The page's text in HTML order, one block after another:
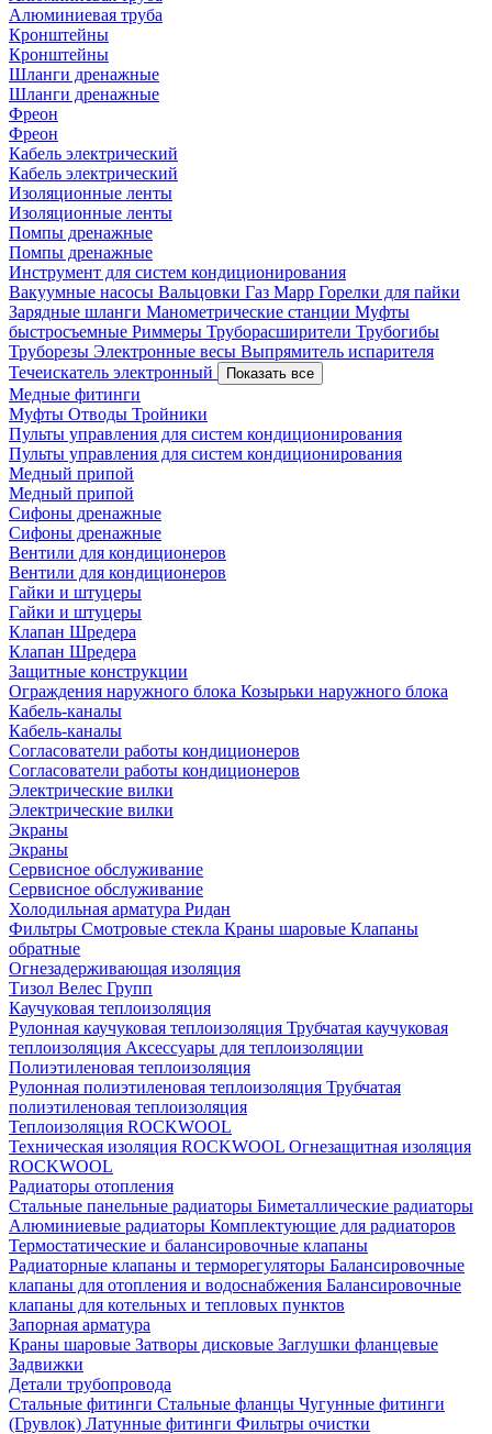
Алюминиевая труба
Кронштейны
Кронштейны
Шланги дренажные
Шланги дренажные
Фреон
Фреон
Кабель электрический
Кабель электрический
Изоляционные ленты
Изоляционные ленты
Помпы дренажные
Помпы дренажные
Инструмент для систем кондиционирования
Вакуумные насосы Вальцовки Газ Mapp Горелки для пайки
Зарядные шланги Манометрические станции Муфты
быстросъемные Риммеры Труборасширители Трубогибы
Труборезы Электронные весы Выпрямитель испарителя
Течеискатель электронный
Показать все
Медные фитинги
Муфты Отводы Тройники
Пульты управления для систем кондиционирования
Пульты управления для систем кондиционирования
Медный припой
Медный припой
Сифоны дренажные
Сифоны дренажные
Вентили для кондиционеров
Вентили для кондиционеров
Гайки и штуцеры
Гайки и штуцеры
Клапан Шредера
Клапан Шредера
Защитные конструкции
Ограждения наружного блока Козырьки наружного блока
Кабель-каналы
Кабель-каналы
Согласователи работы кондиционеров
Согласователи работы кондиционеров
Электрические вилки
Электрические вилки
Экраны
Экраны
Сервисное обслуживание
Сервисное обслуживание
Холодильная арматура Ридан
Фильтры Смотровые стекла Краны шаровые Клапаны
обратные
Огнезадерживающая изоляция
Тизол Велес Групп
Каучуковая теплоизоляция
Рулонная каучуковая теплоизоляция Трубчатая каучуковая
теплоизоляция Аксессуары для теплоизоляции
Полиэтиленовая теплоизоляция
Рулонная полиэтиленовая теплоизоляция Трубчатая
полиэтиленовая теплоизоляция
Теплоизоляция ROCKWOOL
Техническая изоляция ROCKWOOL Огнезащитная изоляция
ROCKWOOL
Радиаторы отопления
Стальные панельные радиаторы Биметаллические радиаторы
Алюминиевые радиаторы Комплектующие для радиаторов
Термостатические и балансировочные клапаны
Радиаторные клапаны и терморегуляторы Балансировочные
клапаны для отопления и водоснабжения Балансировочные
клапаны для котельных и тепловых пунктов
Запорная арматура
Краны шаровые Затворы дисковые Заглушки фланцевые
Задвижки
Детали трубопровода
Стальные фитинги Стальные фланцы Чугунные фитинги
(Грувлок) Латунные фитинги Фильтры очистки